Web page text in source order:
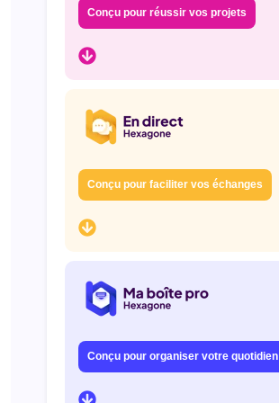
Conçu pour réussir vos projets
Conçu pour faciliter vos échanges
Conçu pour organiser votre quotidien